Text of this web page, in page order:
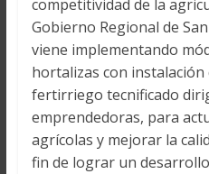
competitividad de la
Gobierno Regional de
viene implementando
hortalizas con instalación
fertirriego tecnificado
emprendedoras, para
agrícolas y mejorar la
fin de lograr un